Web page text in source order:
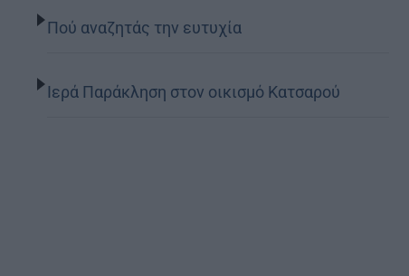
Πού αναζητάς την ευτυχία
Ιερά Παράκληση στον οικισμό Κατσαρού